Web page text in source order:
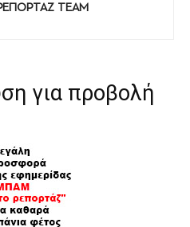
TEAM
για προβολή